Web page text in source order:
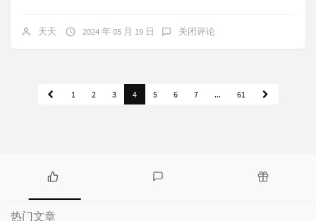
天天 2024 年 05 月 19 日 关闭评论
1 2 3 4 5 6 7 ... 61
热
门
热门文章